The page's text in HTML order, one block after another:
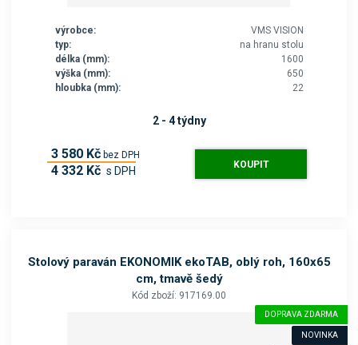
výrobce:
VMS VISION
typ:
na hranu stolu
délka (mm):
1600
výška (mm):
650
hloubka (mm):
22
2 - 4 týdny
3 580 Kč bez DPH
4 332 Kč s DPH KOUPIT
Stolový paraván EKONOMIK ekoTAB, oblý roh, 160x65
cm, tmavě šedý
Kód zboží: 917169.00
DOPRAVA ZDARMA
NOVINKA